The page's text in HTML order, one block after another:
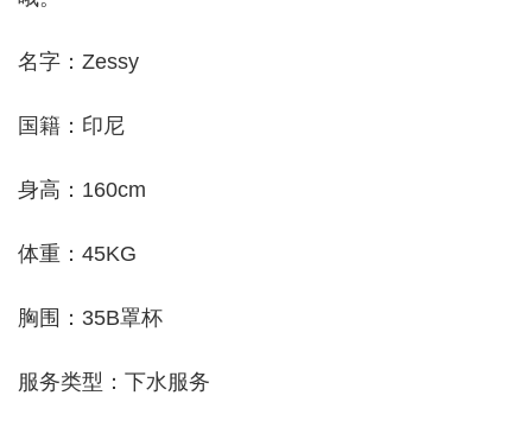
名字：Zessy
国籍：印尼
身高：160cm
体重：45KG
胸围：35B罩杯
服务类型：下水服务